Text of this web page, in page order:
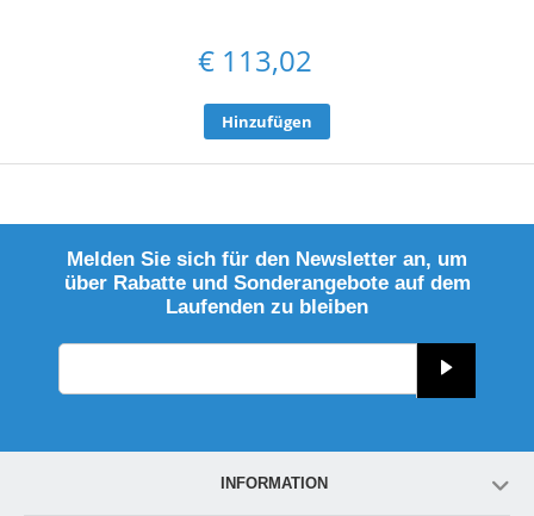
€ 113,02
Hinzufügen
Melden Sie sich für den Newsletter an, um
über Rabatte und Sonderangebote auf dem
Laufenden zu bleiben
INFORMATION